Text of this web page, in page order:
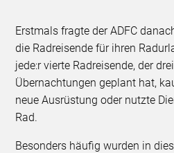
Erstmals fragte der ADFC
die Radreisende für ihren
jede:r vierte Radreisende, der
Übernachtungen geplant hat,
neue Ausrüstung oder nutzte
Rad.
Besonders häufig wurden in